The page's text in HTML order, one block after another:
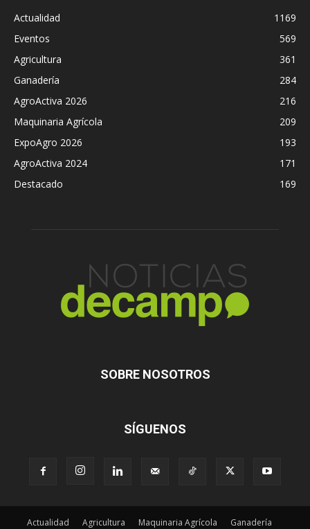
Actualidad
1169
Eventos
569
Agricultura
361
Ganadería
284
AgroActiva 2026
216
Maquinaria Agrícola
209
ExpoAgro 2026
193
AgroActiva 2024
171
Destacado
169
SOBRE NOSOTROS
SÍGUENOS
Actualidad Agricultura Maquinaria Agrícola Ganadería